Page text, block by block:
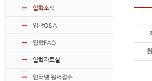
입학소식
입학Q&A
입학FAQ
입학자료실
인터넷 원서접수